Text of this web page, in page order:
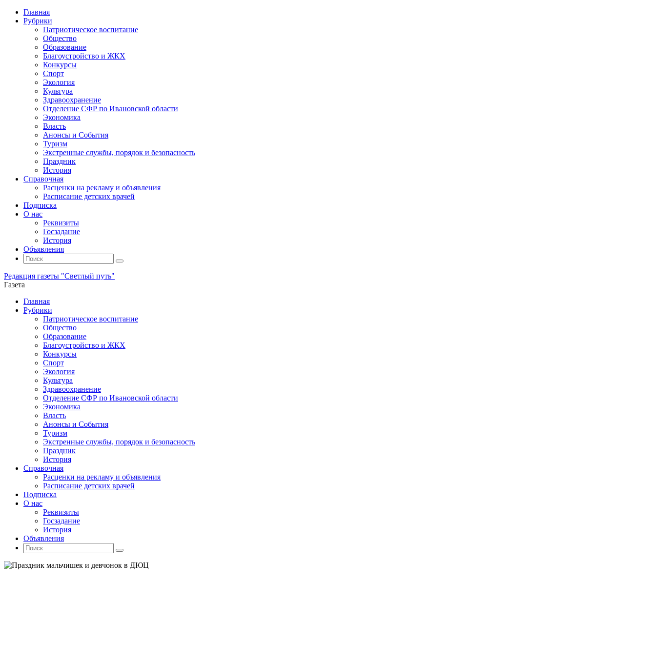
Главная
Рубрики
Патриотическое воспитание
Общество
Образование
Благоустройство и ЖКХ
Конкурсы
Спорт
Экология
Культура
Здравоохранение
Отделение СФР по Ивановской области
Экономика
Власть
Анонсы и События
Туризм
Экстренные службы, порядок и безопасность
Праздник
История
Справочная
Расценки на рекламу и объявления
Расписание детских врачей
Подписка
О нас
Реквизиты
Госзадание
История
Объявления
Поиск
Искать:
Поиск
Редакция газеты "Светлый путь"
Газета
Промотать
содержимому
Главная
Рубрики
Патриотическое воспитание
Общество
Образование
Благоустройство и ЖКХ
Конкурсы
Спорт
Экология
Культура
Здравоохранение
Отделение СФР по Ивановской области
Экономика
Власть
Анонсы и События
Туризм
Экстренные службы, порядок и безопасность
Праздник
История
Справочная
Расценки на рекламу и объявления
Расписание детских врачей
Подписка
О нас
Реквизиты
Госзадание
История
Объявления
Поиск
Искать:
Поиск